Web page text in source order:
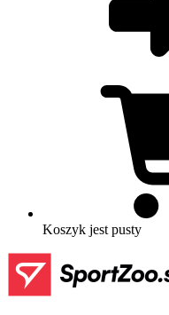
Koszyk jest pusty